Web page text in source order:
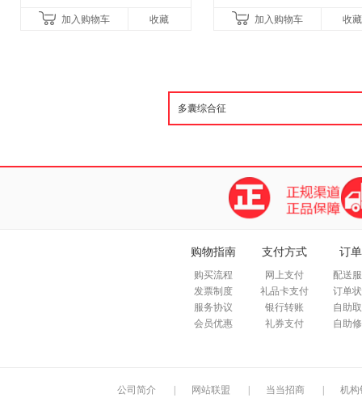
养好品质，发现快
加入购物车 收藏
加入购物车
收藏
购物指南
购买流程
发票制度
服务协议
会员优惠
支付方式
网上支付
礼品卡支付
银行转账
礼券支付
订
配送
订单
自助
自助
公司简介 网站联盟 当当招商 机构